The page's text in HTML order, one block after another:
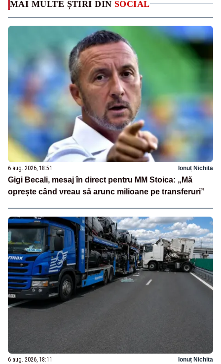
MAI MULTE ȘTIRI DIN SOCIAL
6 aug. 2026, 18:51 Ionuț Nichita
Gigi Becali, mesaj în direct pentru MM Stoica: „Mă
oprește când vreau să arunc milioane pe transferuri”
6 aug. 2026, 18:11 Ionuț Nichita